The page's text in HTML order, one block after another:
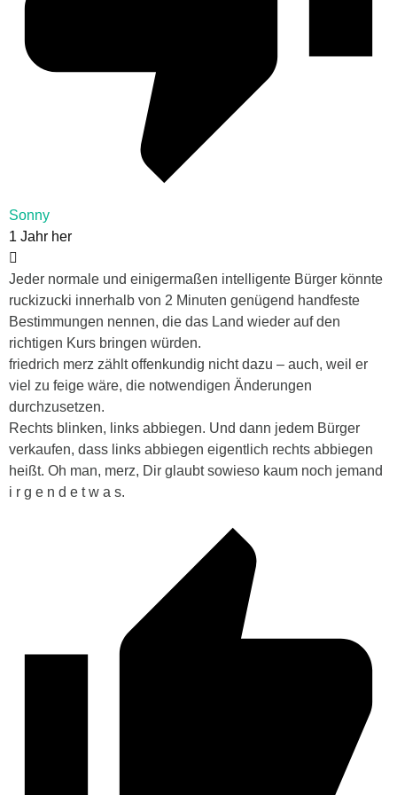
Sonny
1 Jahr her
Jeder normale und einigermaßen intelligente Bürger könnte
ruckizucki innerhalb von 2 Minuten genügend handfeste
Bestimmungen nennen, die das Land wieder auf den
richtigen Kurs bringen würden.
friedrich merz zählt offenkundig nicht dazu – auch, weil er
viel zu feige wäre, die notwendigen Änderungen
durchzusetzen.
Rechts blinken, links abbiegen. Und dann jedem Bürger
verkaufen, dass links abbiegen eigentlich rechts abbiegen
heißt. Oh man, merz, Dir glaubt sowieso kaum noch jemand
i r g e n d e t w a s.